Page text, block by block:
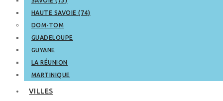
HAUTE SAVOIE (74)
DOM-TOM
GUADELOUPE
GUYANE
LA RÉUNION
MARTINIQUE
VILLES